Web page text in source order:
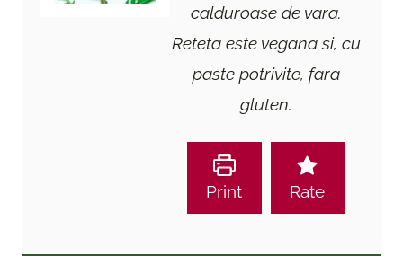
calduroase de vara.
Reteta este vegana si, cu
paste potrivite, fara
gluten.
Print Rate